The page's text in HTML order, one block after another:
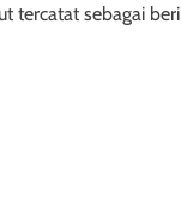
tercatat sebagai